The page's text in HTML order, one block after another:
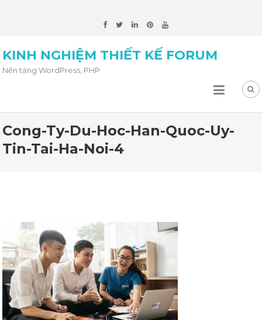
KINH NGHIỆM THIẾT KẾ FORUM
Nền tảng WordPress, PHP
Cong-Ty-Du-Hoc-Han-Quoc-Uy-
Tin-Tai-Ha-Noi-4